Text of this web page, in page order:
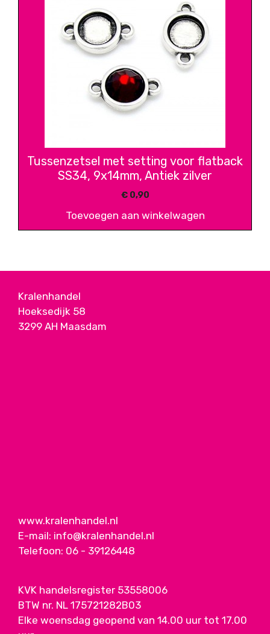
Tussenzetsel met setting voor flatback
SS34, 9x14mm, Antiek zilver
€0,90
Toevoegen aan winkelwagen
Kralenhandel
Hoeksedijk 58
3299 AH Maasdam
www.kralenhandel.nl
E-mail: info@kralenhandel.nl
Telefoon: 06 - 39126448
KVK handelsregister 53558006
BTW nr. NL 175721282B03
Elke woensdag geopend van 14.00 uur tot 17.00